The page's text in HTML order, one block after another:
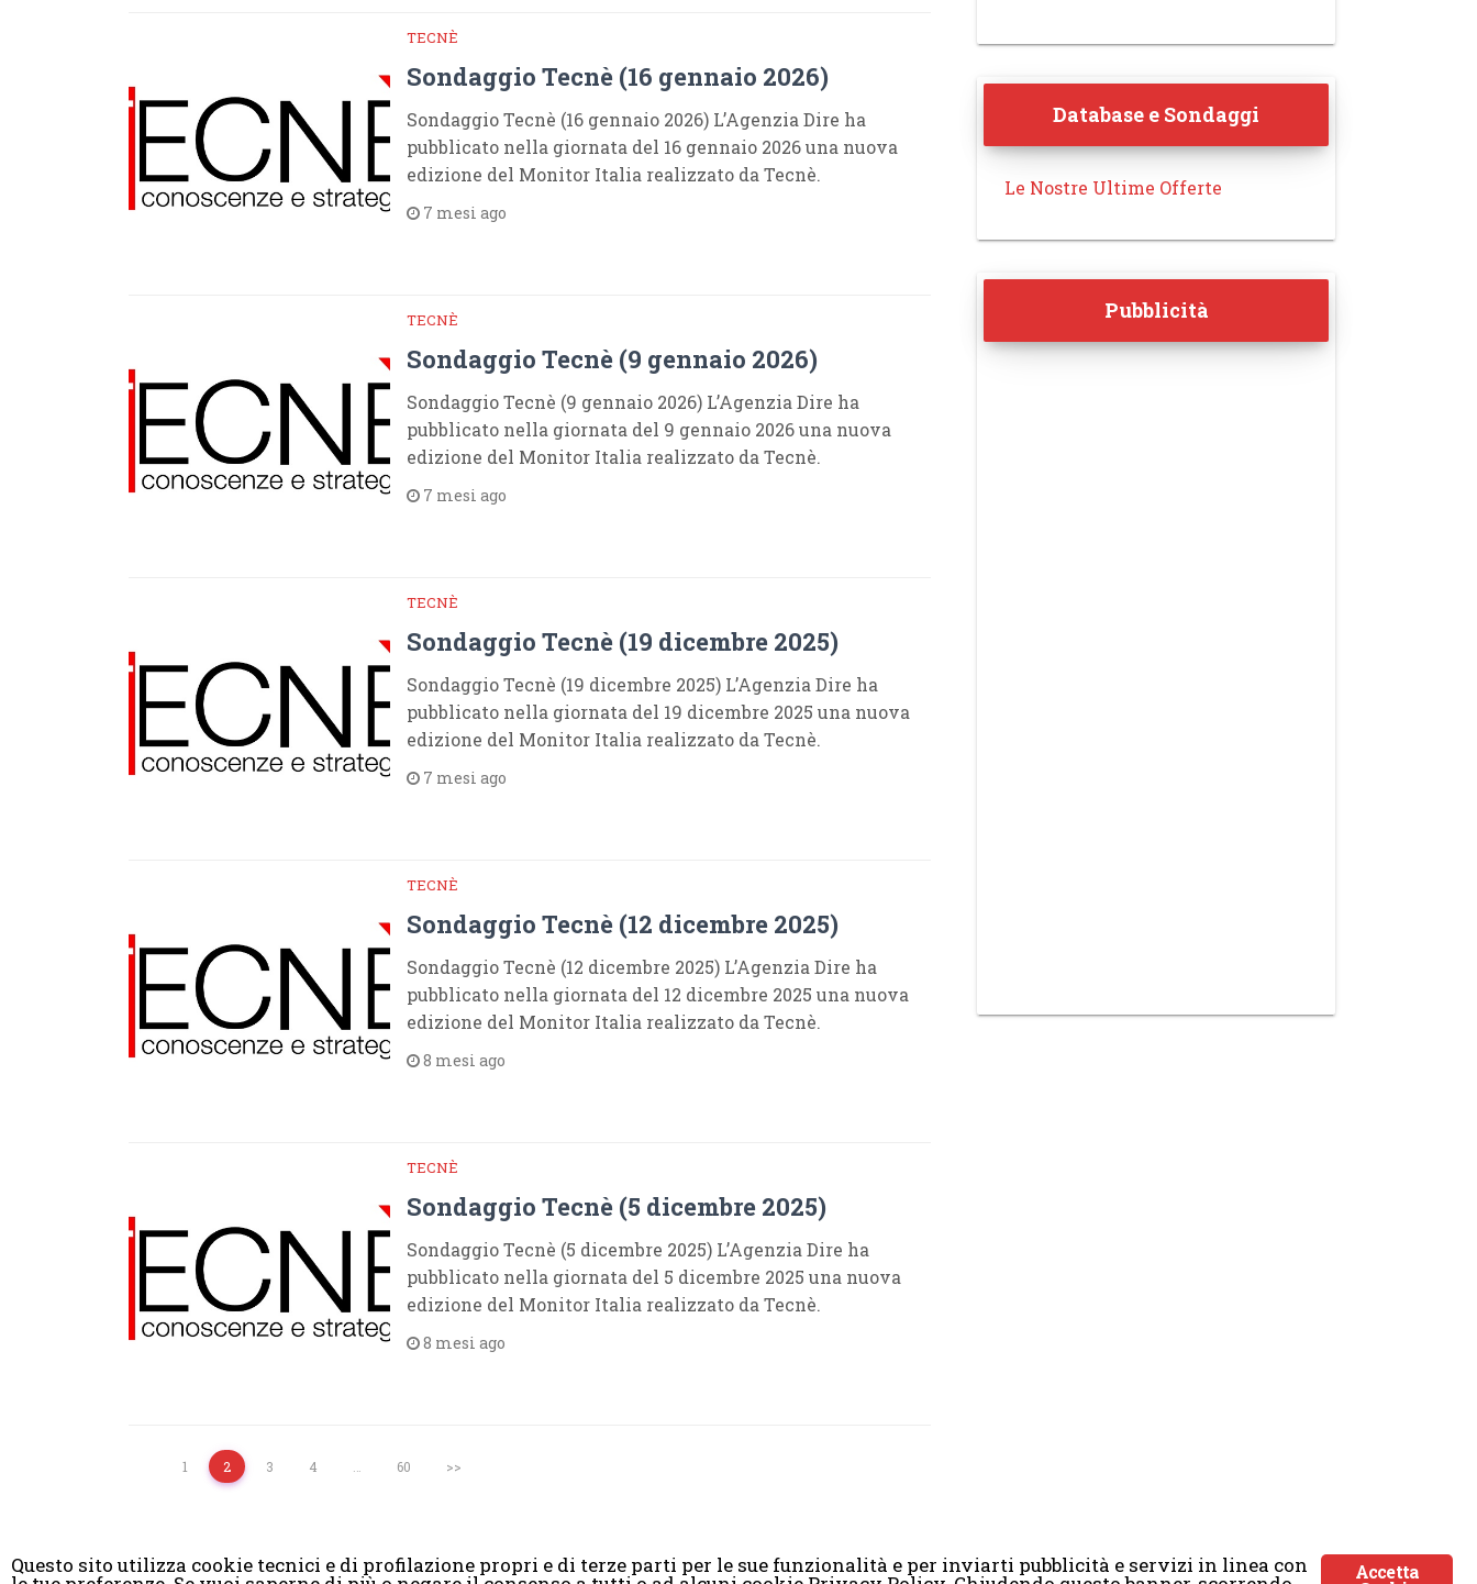
TECNÈ
Sondaggio Tecnè (16 gennaio 2026)
Sondaggio Tecnè (16 gennaio 2026) L’Agenzia Dire ha
pubblicato nella giornata del 16 gennaio 2026 una nuova
edizione del Monitor Italia realizzato da Tecnè.
7 mesi ago
TECNÈ
Sondaggio Tecnè (9 gennaio 2026)
Sondaggio Tecnè (9 gennaio 2026) L’Agenzia Dire ha
pubblicato nella giornata del 9 gennaio 2026 una nuova
edizione del Monitor Italia realizzato da Tecnè.
7 mesi ago
TECNÈ
Sondaggio Tecnè (19 dicembre 2025)
Sondaggio Tecnè (19 dicembre 2025) L’Agenzia Dire ha
pubblicato nella giornata del 19 dicembre 2025 una nuova
edizione del Monitor Italia realizzato da Tecnè.
7 mesi ago
TECNÈ
Sondaggio Tecnè (12 dicembre 2025)
Sondaggio Tecnè (12 dicembre 2025) L’Agenzia Dire ha
pubblicato nella giornata del 12 dicembre 2025 una nuova
edizione del Monitor Italia realizzato da Tecnè.
8 mesi ago
TECNÈ
Sondaggio Tecnè (5 dicembre 2025)
Sondaggio Tecnè (5 dicembre 2025) L’Agenzia Dire ha
pubblicato nella giornata del 5 dicembre 2025 una nuova
edizione del Monitor Italia realizzato da Tecnè.
8 mesi ago
1 2 3 4 60 >>
Database e Sondaggi
Le Nostre Ultime Offerte
Pubblicità
Accetta
Questo sito utilizza cookie tecnici e di profilazione propri e di terze parti per le sue funzionalità e per inviarti pubblicità e servizi in linea con